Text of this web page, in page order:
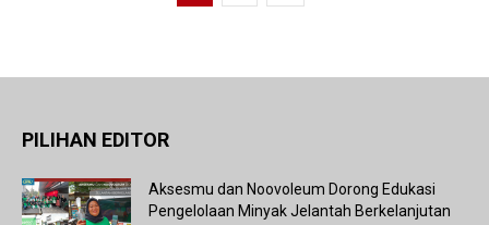
PILIHAN EDITOR
Aksesmu dan Noovoleum Dorong Edukasi
Pengelolaan Minyak Jelantah Berkelanjutan